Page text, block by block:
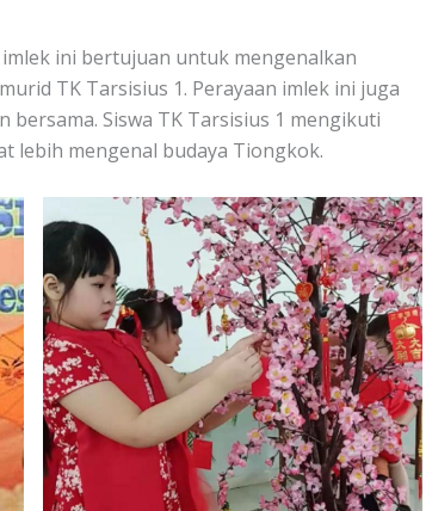
imlek ini bertujuan untuk mengenalkan
TK Tarsisius 1. Perayaan imlek ini juga
Siswa TK Tarsisius 1 mengikuti
lebih mengenal budaya Tiongkok.